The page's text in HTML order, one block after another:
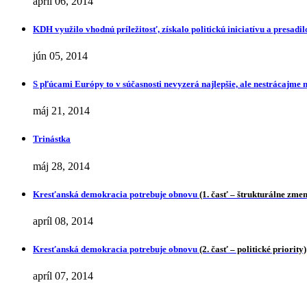
KDH využilo vhodnú príležitosť, získalo politickú iniciatívu a
jún 05, 2014
S pľúcami Európy to v súčasnosti nevyzerá najlepšie, ale nestrácajme
máj 21, 2014
Trinástka
máj 28, 2014
Kresťanská demokracia potrebuje obnovu (1. časť – štrukturálne
apríl 08, 2014
Kresťanská demokracia potrebuje obnovu (2. časť – politické priority)
apríl 07, 2014